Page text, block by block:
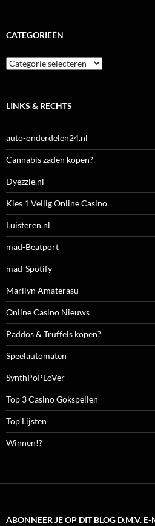
CATEGORIEËN
Categorieën
LINKS & RECHTS
auto-onderdelen24.nl
Cannabis zaden kopen?
Dyezzie.nl
Kies 1 Veilig Online Casino
Luisteren.nl
mad-Beatport
mad-Spotify
Marilyn Amaterasu
Online Casino Nieuws
Paddos & Truffels kopen?
Speelautomaten
SynthPoPLoVer
Top 3 Casino Gokspellen
Top Lijsten
Winnen!?
ABONNEER JE OP DIT BLOG D.M.V.